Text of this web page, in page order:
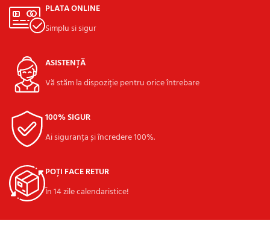
PLATA ONLINE
Simplu si sigur
ASISTENȚĂ
Vă stăm la dispoziție pentru orice întrebare
100% SIGUR
Ai siguranța și încredere 100%.
POȚI FACE RETUR
În 14 zile calendaristice!